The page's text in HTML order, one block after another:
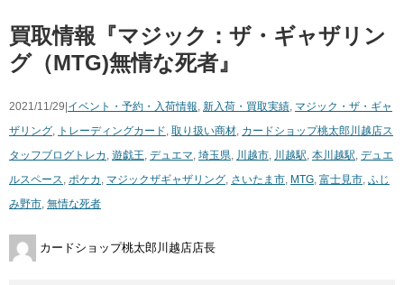
買取情報『マジック：ザ・ギャザリン
グ（MTG)無情な死者』
2021/11/29| イベント・予約・入荷情報, 新入荷・買取実績, マジック・ザ・ギャ
ザリング, トレーディングカード, 取り扱い商材, カードショップ桃太郎川越店ス
タッフブログ トレカ , 遊戯王, デュエマ, 埼玉県, 川越市, 川越駅, 本川越駅, デュエ
ルスペース, ポケカ , マジックザギャザリング, さいたま市, MTG, 富士見市, ふじ
み野市, 無情な死者
カードショップ桃太郎川越店店長